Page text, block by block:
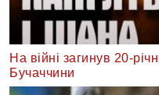
На війні загинув 20-
Бучаччини